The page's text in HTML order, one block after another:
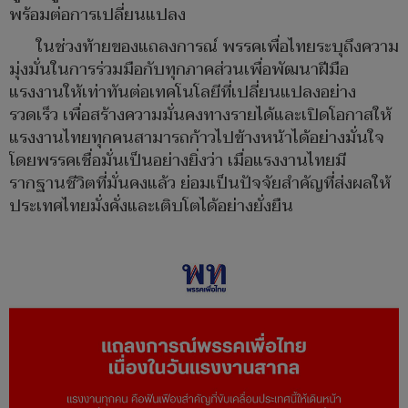
พร้อมต่อการเปลี่ยนแปลง
ในช่วงท้ายของแถลงการณ์ พรรคเพื่อไทยระบุถึงความ
มุ่งมั่นในการร่วมมือกับทุกภาคส่วนเพื่อพัฒนาฝีมือ
แรงงานให้เท่าทันต่อเทคโนโลยีที่เปลี่ยนแปลงอย่าง
รวดเร็ว เพื่อสร้างความมั่นคงทางรายได้และเปิดโอกาสให้
แรงงานไทยทุกคนสามารถก้าวไปข้างหน้าได้อย่างมั่นใจ
โดยพรรคเชื่อมั่นเป็นอย่างยิ่งว่า เมื่อแรงงานไทยมี
รากฐานชีวิตที่มั่นคงแล้ว ย่อมเป็นปัจจัยสำคัญที่ส่งผลให้
ประเทศไทยมั่งคั่งและเติบโตได้อย่างยั่งยืน